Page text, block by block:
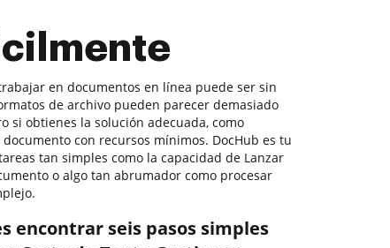
en documentos en línea puede ser sin
de archivo pueden parecer demasiado
si obtienes la solución adecuada, como
con recursos mínimos. DocHub es tu
tan simples como la capacidad de Lanzar
o algo tan abrumador como procesar
encontrar seis pasos simples